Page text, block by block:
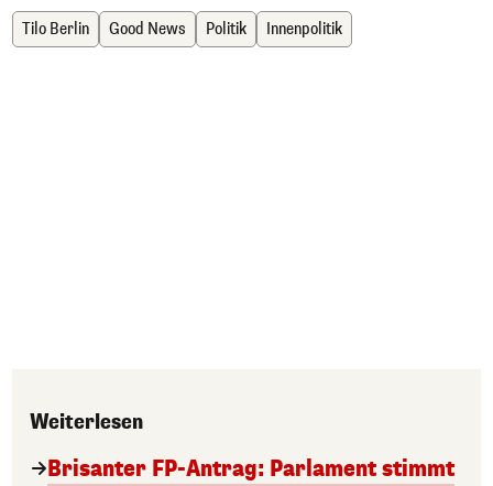
Tilo Berlin Good News Politik Innenpolitik
Weiterlesen
Brisanter FP-Antrag: Parlament stimmt